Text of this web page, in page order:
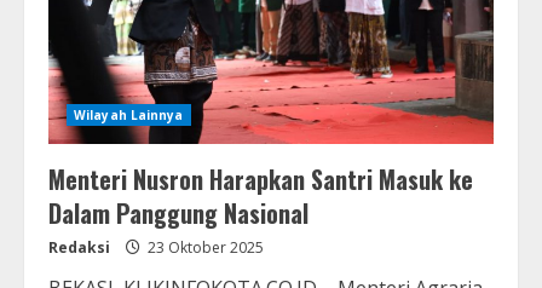
Wilayah Lainnya
Menteri Nusron Harapkan Santri Masuk ke
Dalam Panggung Nasional
Redaksi 23 Oktober 2025